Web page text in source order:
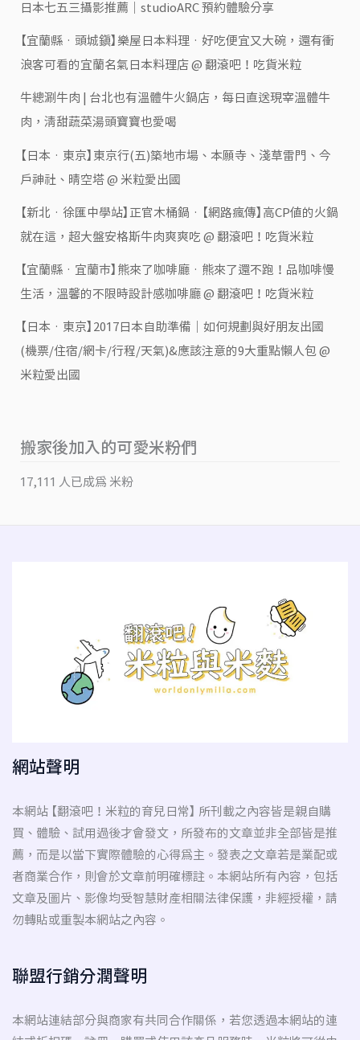
日本七五三攝影推薦｜studioARC 預約體驗分享
【宜蘭縣‧頭城鎮】樂屋日本料理‧好吃便宜又大碗，還有衝
浪客可看的宜蘭名氣日本料理店 @ 翻滾吧！吃貨米粒
牛總涮牛肉 | 台北也有溫體牛火鍋店，每日直送現宰溫體牛
肉，清甜蔬菜湯頭寶寶也愛喝
【日本‧東京】東京行(五)築地市場、本願寺、淺草雷門、今
戶神社、晴空塔 @ 米粒愛出國
【新北‧徐匯中學站】正官木桶鍋‧【網路瘋傳】高CP值的火鍋
就在這，超大盤安格斯牛肉爽爽吃 @ 翻滾吧！吃貨米粒
【宜蘭縣‧宜蘭市】熊來了咖啡廳‧熊來了還不跑！品咖啡慢
生活，溫馨的不限時設計感咖啡廳 @ 翻滾吧！吃貨米粒
【日本‧東京】2017日本自助準備｜如何規劃與好朋友出國
(機票/住宿/網卡/行程/天氣)&應該注意的9大重點懶人包 @
米粒愛出國
搬家後加入的可愛米粉們
17,111 人已成為 米粉
網站聲明
本網站 【翻滾吧！米粒的育兒日常】 所刊載之內容皆是親自購
買、體驗、試用過後才會發文，所發布的文章並非全部皆是推
薦，而是以當下實際體驗的心得為主。發表之文章若是業配或
者商業合作，則會於文章前明確標註。本網站所有內容，包括
文章及圖片、影像均受智慧財產相關法律保護，非經授權，請
勿轉貼或重製本網站之內容。
聯盟行銷分潤聲明
本網站連結部分與商家有共同合作關係，若您透過本網站的連